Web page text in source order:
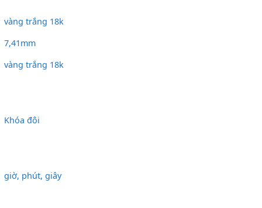
vàng trắng 18k
7,41mm
vàng trắng 18k
Khóa đôi
giờ, phút, giây